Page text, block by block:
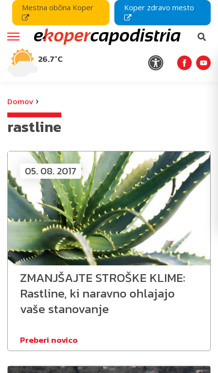
Mestna občina Koper Koper zdravo mesto
26.7°C
Domov ›
rastline
05. 08. 2017
ZMANJŠAJTE STROŠKE KLIME:
Rastline, ki naravno ohlajajo
vaše stanovanje
Preberi novico